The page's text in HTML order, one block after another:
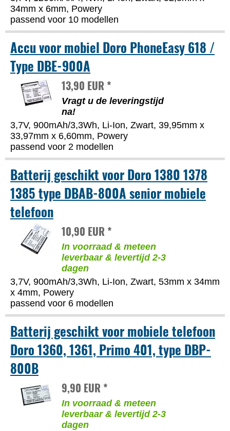
34mm x 6mm, Powery
passend voor 10 modellen
Accu voor mobiel Doro PhoneEasy 618 /
Type DBE-900A
13,90 EUR *
Vragt u de leveringstijd
na!
3,7V, 900mAh/3,3Wh, Li-Ion, Zwart, 39,95mm x
33,97mm x 6,60mm, Powery
passend voor 2 modellen
Batterij geschikt voor Doro 1380 1378
1385 type DBAB-800A senior mobiele
telefoon
10,90 EUR *
In voorraad & meteen
leverbaar & levertijd 2-3
dagen
3,7V, 900mAh/3,3Wh, Li-Ion, Zwart, 53mm x 34mm
x 4mm, Powery
passend voor 6 modellen
Batterij geschikt voor mobiele telefoon
Doro 1360, 1361, Primo 401, type DBP-
800B
9,90 EUR *
In voorraad & meteen
leverbaar & levertijd 2-3
dagen